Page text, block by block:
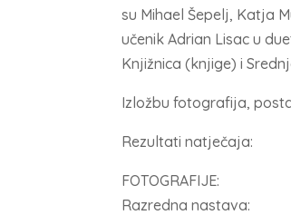
su Mihael Šepelj, Katja
učenik Adrian Lisac u
Knjižnica (knjige) i
Izložbu fotografija,
Rezultati natječaja:
FOTOGRAFIJE:
Razredna nastava: